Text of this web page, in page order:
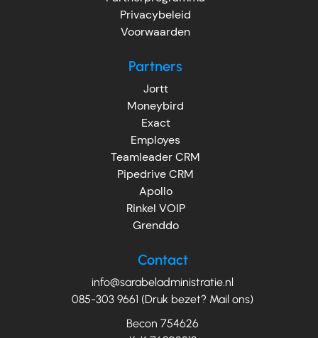
Privacybeleid
Voorwaarden
Partners
Jortt
Moneybird
Exact
Employes
Teamleader CRM
Pipedrive CRM
Apollo
Rinkel VOIP
Grenddo
Contact
info@sarabeladministratie.nl
085-303 9661 (Druk bezet? Mail ons)
Becon 754626